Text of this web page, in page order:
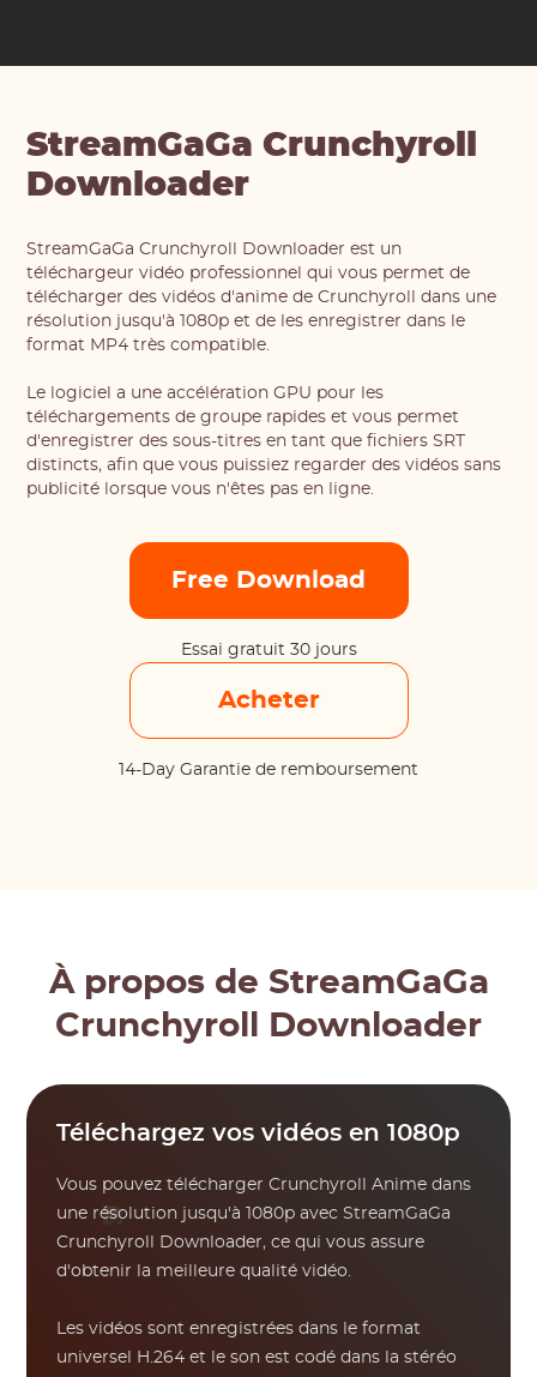
StreamGaGa Crunchyroll
Downloader
StreamGaGa Crunchyroll Downloader est un
téléchargeur vidéo professionnel qui vous permet de
télécharger des vidéos d'anime de Crunchyroll dans une
résolution jusqu'à 1080p et de les enregistrer dans le
format MP4 très compatible.
Le logiciel a une accélération GPU pour les
téléchargements de groupe rapides et vous permet
d'enregistrer des sous-titres en tant que fichiers SRT
distincts, afin que vous puissiez regarder des vidéos sans
publicité lorsque vous n'êtes pas en ligne.
Free Download
Essai gratuit 30 jours
Acheter
14-Day Garantie de remboursement
À propos de StreamGaGa
Crunchyroll Downloader
Téléchargez vos vidéos en 1080p
Vous pouvez télécharger Crunchyroll Anime dans
une résolution jusqu'à 1080p avec StreamGaGa
Crunchyroll Downloader, ce qui vous assure
d'obtenir la meilleure qualité vidéo.
Les vidéos sont enregistrées dans le format
universel H.264 et le son est codé dans la stéréo